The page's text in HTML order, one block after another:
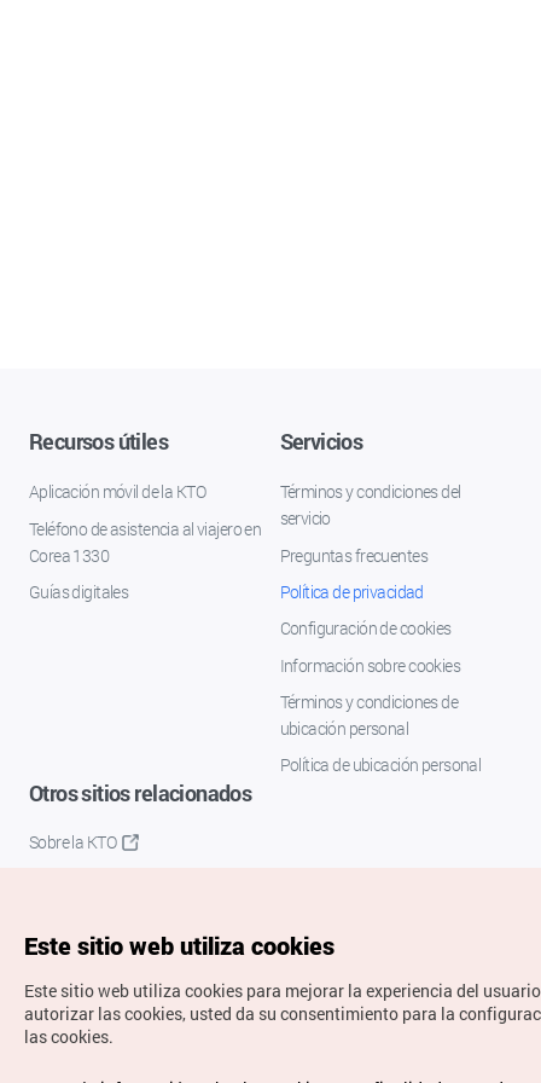
Recursos útiles
Aplicación móvil de la KTO
Teléfono de asistencia al viajero en
Corea 1330
Guías digitales
Servicios
Términos y condiciones del
servicio
Preguntas frecuentes
Política de privacidad
Configuración de cookies
Información sobre cookies
Términos y condiciones de
ubicación personal
Política de ubicación personal
Otros sitios relacionados
Sobre la KTO
Este sitio web utiliza cookies
Este sitio web utiliza cookies para mejorar la experiencia del
autorizar las cookies, usted da su consentimiento para la
las cookies.